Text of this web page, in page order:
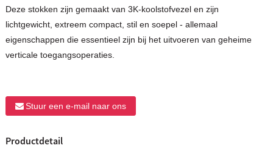
Deze stokken zijn gemaakt van 3K-koolstofvezel en zijn
lichtgewicht, extreem compact, stil en soepel - allemaal
eigenschappen die essentieel zijn bij het uitvoeren van geheime
verticale toegangsoperaties.
Stuur een e-mail naar ons
Productdetail